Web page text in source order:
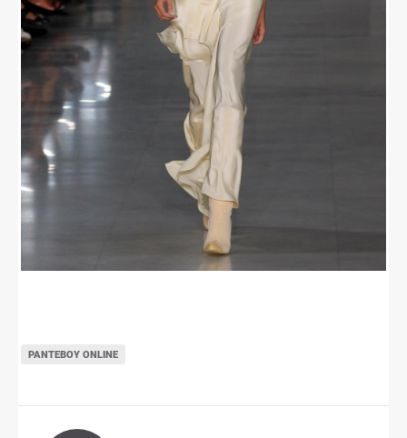
ΡΑΝΤΕΒΟΎ ONLINE